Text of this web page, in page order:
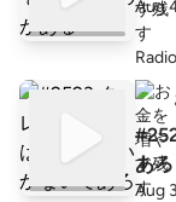
Aug
#2523 クレクレ君では、うま
あ
Aug